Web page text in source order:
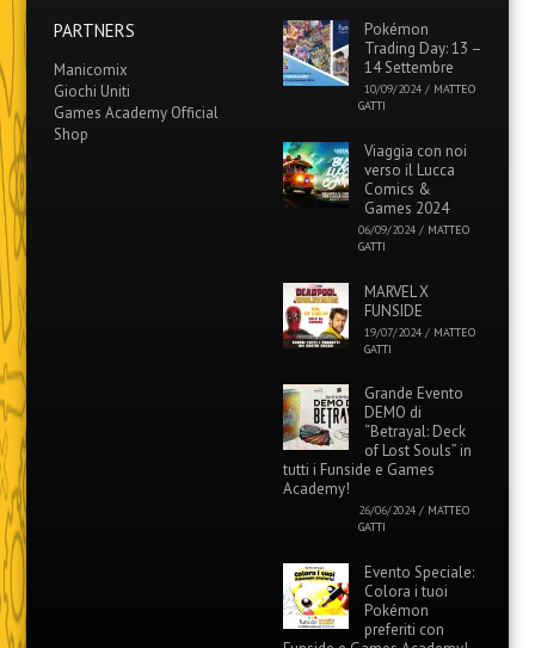
PARTNERS
Manicomix
Giochi Uniti
Games Academy Official
Shop
Pokémon
Trading Day: 13 –
14 Settembre
10/09/2024 / MATTEO
GATTI
Viaggia con noi
verso il Lucca
Comics &
Games 2024
06/09/2024 / MATTEO
GATTI
MARVEL X
FUNSIDE
19/07/2024 / MATTEO
GATTI
Grande Evento
DEMO di
“Betrayal: Deck
of Lost Souls” in
tutti i Funside e Games
Academy!
26/06/2024 / MATTEO
GATTI
Evento Speciale:
Colora i tuoi
Pokémon
preferiti con